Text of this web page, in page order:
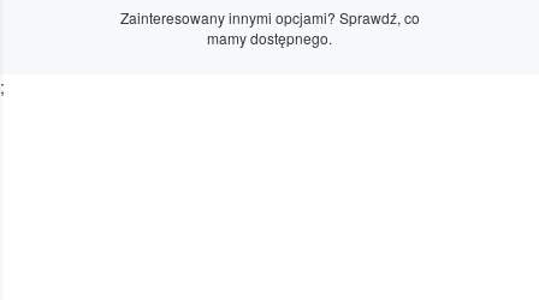
Zainteresowany innymi opcjami? Sprawdź, co
mamy dostępnego.
;